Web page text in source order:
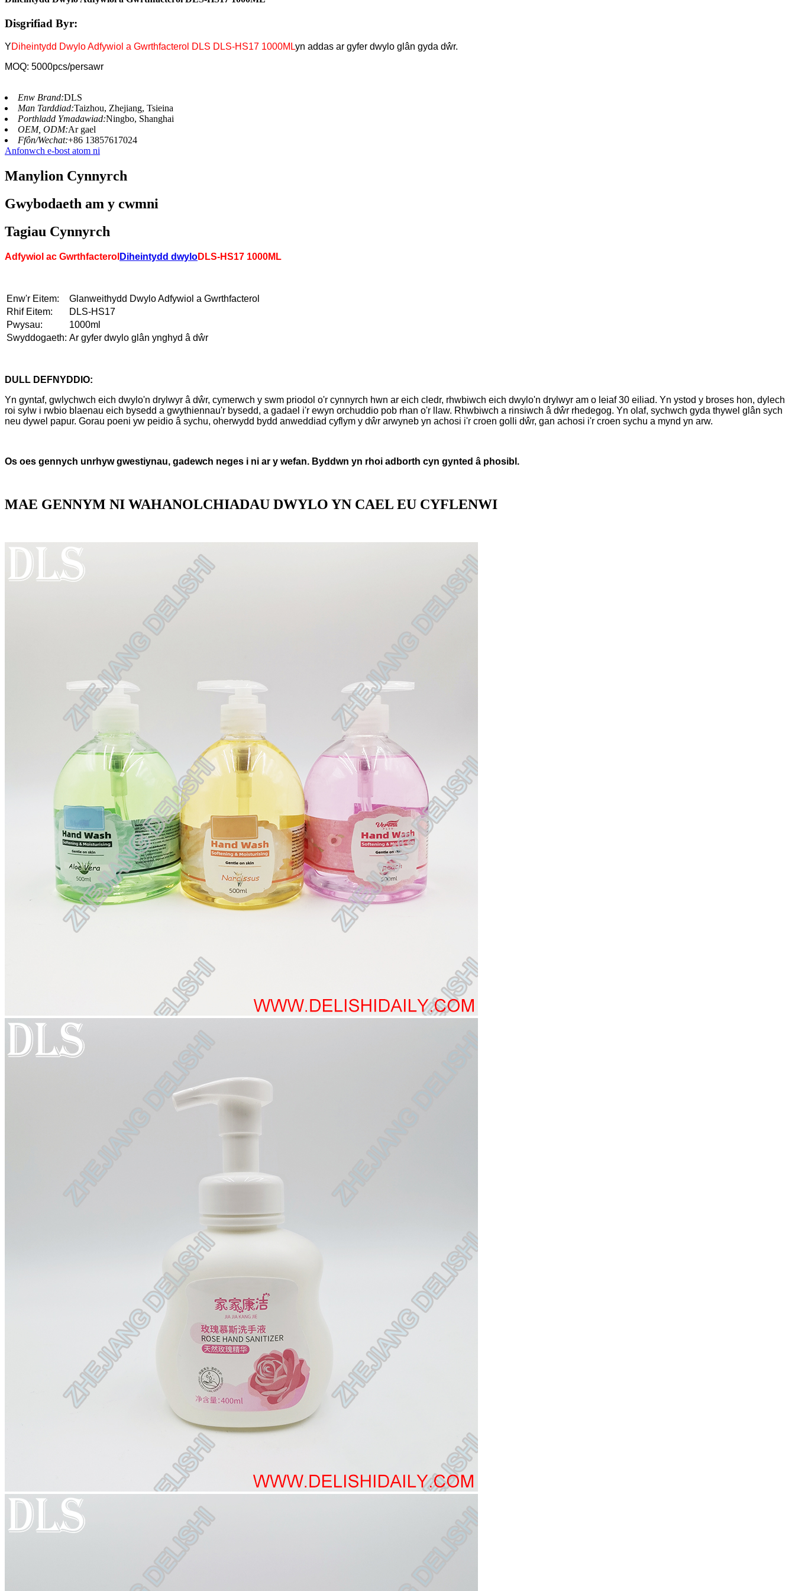
Disgrifiad Byr:
YDiheintydd Dwylo Adfywiol a Gwrthfacterol DLS DLS-HS17 1000MLyn addas ar gyfer dwylo glân gyda dŵr.
MOQ: 5000pcs/persawr
Enw Brand:DLS
Man Tarddiad:Taizhou, Zhejiang, Tsieina
Porthladd Ymadawiad:Ningbo, Shanghai
OEM, ODM:Ar gael
Ffôn/Wechat:+86 13857617024
Anfonwch e-bost atom ni
Manylion Cynnyrch
Gwybodaeth am y cwmni
Tagiau Cynnyrch
Adfywiol ac Gwrthfacterol Diheintydd dwyloDLS-HS17 1000ML
Enw'r Eitem:
Glanweithydd Dwylo Adfywiol a Gwrthfacterol
Rhif Eitem:
DLS-HS17
Pwysau:
1000ml
Swyddogaeth: Ar gyfer dwylo glân ynghyd â dŵr
DULL DEFNYDDIO:
Yn gyntaf, gwlychwch eich dwylo'n drylwyr â dŵr, cymerwch y swm priodol o'r cynnyrch hwn ar eich cledr, rhwbiwch eich dwylo'n drylwyr am o leiaf 30 eiliad. Yn ystod y broses hon, dylech
roi sylw i rwbio blaenau eich bysedd a gwythiennau'r bysedd, a gadael i'r ewyn orchuddio pob rhan o'r llaw. Rhwbiwch a rinsiwch â dŵr rhedegog. Yn olaf, sychwch gyda thywel glân sych
neu dywel papur. Gorau poeni yw peidio â sychu, oherwydd bydd anweddiad cyflym y dŵr arwyneb yn achosi i'r croen golli dŵr, gan achosi i'r croen sychu a mynd yn arw.
Os oes gennych unrhyw gwestiynau, gadewch neges i ni ar y wefan. Byddwn yn rhoi adborth cyn gynted â phosibl.
MAE GENNYM NI WAHANOLCHIADAU DWYLO YN CAEL EU CYFLENWI